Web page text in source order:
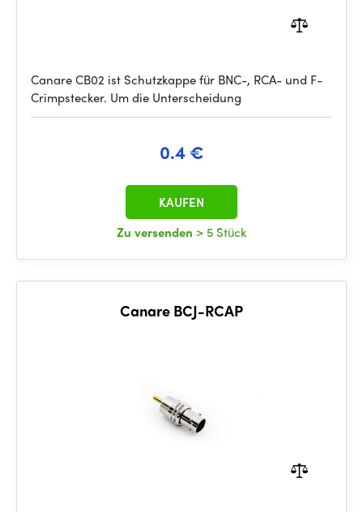
Canare CB02 ist Schutzkappe für BNC-, RCA- und F-
Crimpstecker. Um die Unterscheidung
0.4 €
Zu versenden > 5 Stück
KAUFEN
Canare BCJ-RCAP